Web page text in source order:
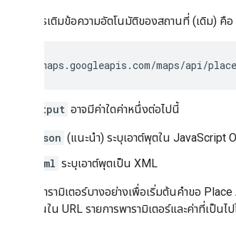
คำขอการเติมข้อความอัตโนมัติของสถานที่ (เดิม)
https://maps.googleapis.com/maps/api/
output อาจมีค่าใดค่าหนึ่งต่อไปนี้
json (แนะนํา) ระบุเอาต์พุตใน JavaScript
xml ระบุเอาต์พุตเป็น XML
ต้องใช้พารามิเตอร์บางอย่างเพื่อเริ่มต้นคำขอ
มาตรฐานใน URL รายการพารามิเตอร์และค่าที่เป็น